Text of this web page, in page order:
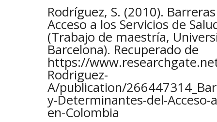
Rodríguez, S. (2010).
Acceso a los Servicios de
(Trabajo de maestría,
Barcelona). Recuperado de
https://
Rodriguez-
A/publication/
y-Determinantes-del-Acceso-
en-Colombia